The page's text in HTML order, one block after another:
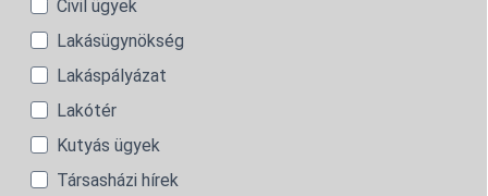
Civil ügyek
Lakásügynökség
Lakáspályázat
Lakótér
Kutyás ügyek
Társasházi hírek